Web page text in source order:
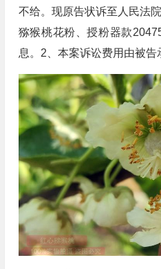
不给。现原告状诉至人民法
猕猴桃花粉、授粉器款
息。2、本案诉讼费用由被告